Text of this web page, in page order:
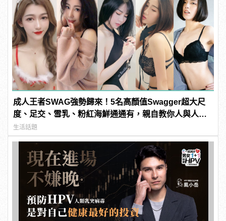
成人王者SWAG強勢歸來！5名高顏值Swagger超大尺
度、足交、雪乳、粉紅海鮮通通有，親自教你人與人的
連結！ | manfashion這樣變型男
生活話題